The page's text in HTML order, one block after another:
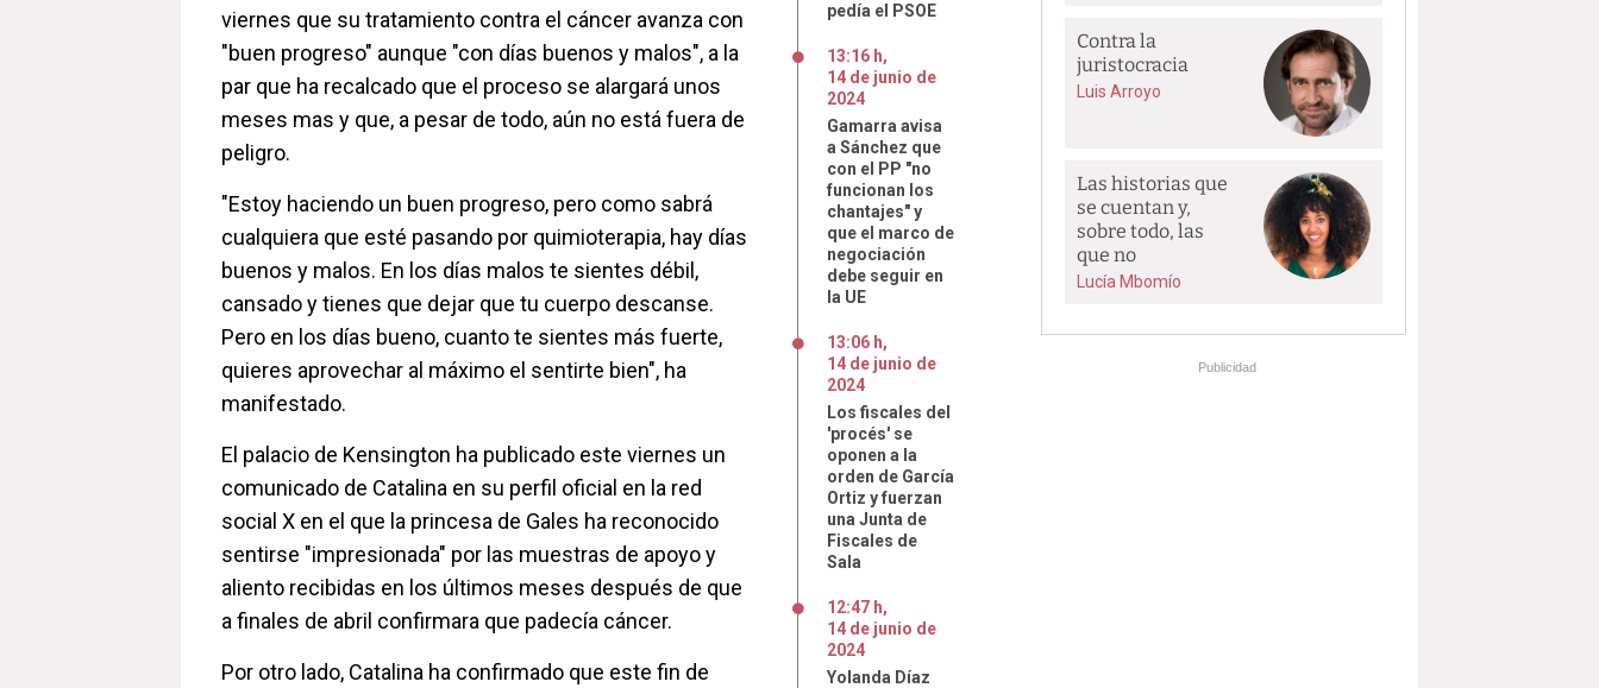
viernes que su tratamiento contra el cáncer avanza con
"buen progreso" aunque "con días buenos y malos", a la
par que ha recalcado que el proceso se alargará unos
meses mas y que, a pesar de todo, aún no está fuera de
peligro.
"Estoy haciendo un buen progreso, pero como sabrá
cualquiera que esté pasando por quimioterapia, hay días
buenos y malos. En los días malos te sientes débil,
cansado y tienes que dejar que tu cuerpo descanse.
Pero en los días bueno, cuanto te sientes más fuerte,
quieres aprovechar al máximo el sentirte bien", ha
manifestado.
El palacio de Kensington ha publicado este viernes un
comunicado de Catalina en su perfil oficial en la red
social X en el que la princesa de Gales ha reconocido
sentirse "impresionada" por las muestras de apoyo y
aliento recibidas en los últimos meses después de que
a finales de abril confirmara que padecía cáncer.
Por otro lado, Catalina ha confirmado que este fin de
pedía el PSOE
13:16 h,
14 de junio de
2024
Gamarra avisa
a Sánchez que
con el PP "no
funcionan los
chantajes" y
que el marco de
negociación
debe seguir en
la UE
13:06 h,
14 de junio de
2024
Los fiscales del
'procés' se
oponen a la
orden de García
Ortiz y fuerzan
una Junta de
Fiscales de
Sala
12:47 h,
14 de junio de
2024
Yolanda Díaz
Contra la
juristocracia
Luis Arroyo
Las historias que
se cuentan y,
sobre todo, las
que no
Lucía Mbomío
Publicidad